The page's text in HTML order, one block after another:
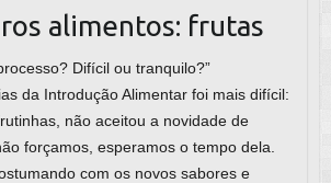
alimentos: frutas
Difícil ou tranquilo?”
da Introdução Alimentar foi mais difícil:
não aceitou a novidade de
forçamos, esperamos o tempo dela.
com os novos sabores e